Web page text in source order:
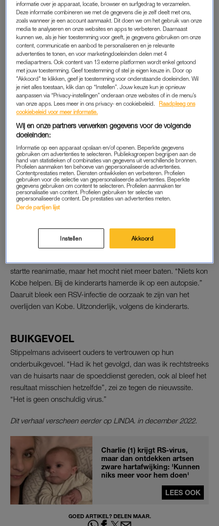
kunnen ze erg benauwd raken, vooral baby’s en peuters. Dat
het begon met een onschuldige verkoudheid weet
Stippelmans nog goed. “Hij piepte wat, en omdat hij nog zo
klein was, voelde ik dat ik hem moest laten onderzoeken.
Volgens de huisarts was het RS-virus een mogelijkheid, maar
hij had niet genoeg symptomen”, vertelde zij aan
nieuwssiteHLN.
De moeder werd verteld dat als de symptomen zouden
verergeren, ze naar het ziekenhuis moest. Ze bezocht nog een
aantal keer de huisarts, maar werd elke keer naar huis
gestuurd. “Ik heb dat de dokter lang verweten, maar nu kan ik
zeggen: er wáren ook geen problematische symptomen. Enkel
een buikgevoel.”
RSV
Toen Kobe vijf weken oud was, ging het mis. Stippelmans was
op bezoek bij een vriendin, amper vijf minuten van huis. Ineens
vertelde haar het schokkende nieuws: ‘Hij ademt niet meer’.
startte reanimatie, maar het mocht niet meer baten. “Niets kon
Kobe helpen. Bij de kinderarts hamerde ik op een autopsie.”
Daaruit bleek een RSV-infectie de oorzaak te zijn van het
overlijden van Kobe. Uitzonderlijk, volgens de kinderarts.
BUIKGEVOEL
Stippelmans adviseert ouders te vertrouwen op hun
onderbuikgevoel. “Had ik het gevolgd, dan was ik rechtstreeks
van de huisarts naar de spoeddienst gereden, ook al bleef het
resultaat misschien hetzelfde”, zei ze tegen de nieuwssite.
“Het is geen onschuldig virus.”
Dit verhaal verscheen eerder op LINDA. in december 2022.
Charlie (1) krijgt RS-virus,
maar dan ontdekken artsen
zware hartafwijking: 'Kunnen
niks meer voor hem doen'
LEES OOK
GOED ARTIKEL? DELEN MAAR.
informatie over je apparaat, locatie, browser en surfgedrag te verzamelen.
Deze informatie combineren we met de gegevens die je zelf deelt met ons,
zoals wanneer je een account aanmaakt. Dit doen we om het gebruik van onze
media te analyseren en onze websites en apps te verbeteren. Daarnaast
kunnen we, als je hier toestemming voor geeft, je gegevens gebruiken om onze
content, communicatie en aanbod te personaliseren en je relevante
advertenties te tonen, en voor marketingdoeleinden delen met 4
mediapartners. Ook content van 13 externe platformen wordt enkel getoond
met jouw toestemming. Geef toestemming of stel je eigen keuze in. Door op
"Akkoord" te klikken, geef je toestemming voor onderstaande doeleinden. Wil
je niet alles toestaan, klik dan op “Instellen”. Jouw keuze kun je opnieuw
aanpassen via “Privacy-instellingen” onderaan onze websites of in de menu’s
van onze apps. Lees meer in ons privacy- en cookiebeleid.
Raadpleeg ons
cookiebeleid voor meer informatie.
Wij en onze partners verwerken gegevens voor de volgende
doeleinden:
Informatie op een apparaat opslaan en/of openen. Beperkte gegevens
gebruiken om advertenties te selecteren. Publieksgroepen begrijpen aan de
hand van statistieken of combinaties van gegevens uit verschillende bronnen.
Profielen aanmaken ten behoeve van gepersonaliseerde advertenties.
Contentprestaties meten. Diensten ontwikkelen en verbeteren. Profielen
gebruiken voor de selectie van gepersonaliseerde advertenties. Beperkte
gegevens gebruiken om content te selecteren. Profielen aanmaken ter
personalisatie van content. Profielen gebruiken ter selectie van
gepersonaliseerde content. De prestaties van advertenties meten.
Derde partijen lijst
Instellen Akkoord